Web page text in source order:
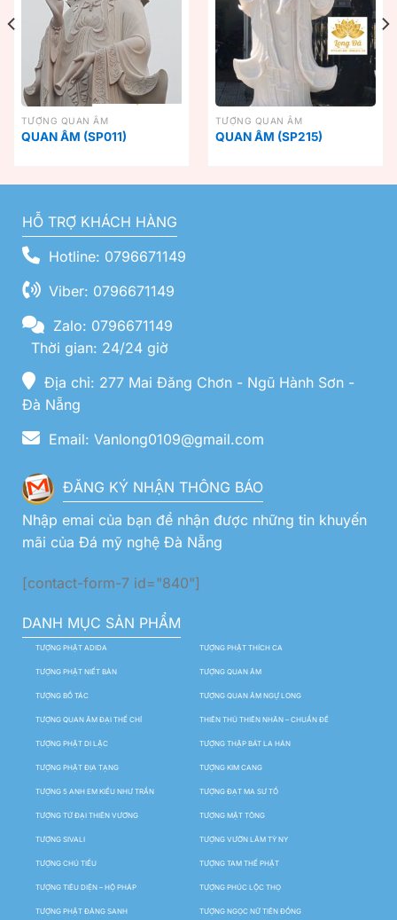
TƯỢNG QUAN ÂM
QUAN ÂM (SP011)
TƯỢNG QUAN ÂM
QUAN ÂM (SP215)
HỖ TRỢ KHÁCH HÀNG
Hotline: 0796671149
Viber: 0796671149
Zalo: 0796671149
Thời gian: 24/24 giờ
Địa chỉ: 277 Mai Đăng Chơn - Ngũ Hành Sơn -
Đà Nẵng
Email: Vanlong0109@gmail.com
ĐĂNG KÝ NHẬN THÔNG BÁO
Nhập emai của bạn để nhận được những tin khuyến
mãi của Đá mỹ nghệ Đà Nẵng
[contact-form-7 id="840"]
DANH MỤC SẢN PHẨM
TƯỢNG PHẬT ADIDA TƯỢNG PHẬT THÍCH CA
TƯỢNG PHẬT NIẾT BÀN TƯỢNG QUAN ÂM
TƯỢNG BỒ TÁC TƯỢNG QUAN ÂM NGỰ LONG
TƯỢNG QUAN ÂM ĐẠI THẾ CHÍ THIÊN THỦ THIÊN NHÃN – CHUẨN ĐỀ
TƯỢNG PHẬT DI LẶC TƯỢNG THẬP BÁT LA HÁN
TƯỢNG PHẬT ĐỊA TẠNG TƯỢNG KIM CANG
TƯỢNG 5 ANH EM KIỀU NHƯ TRẦN TƯỢNG ĐẠT MA SƯ TỔ
TƯỢNG TỨ ĐẠI THIÊN VƯƠNG TƯỢNG MẬT TÔNG
TƯỢNG SIVALI TƯỢNG VƯỜN LÂM TỲ NY
TƯỢNG CHÚ TIỂU TƯỢNG TAM THẾ PHẬT
TƯỢNG TIÊU DIỆN – HỘ PHÁP TƯỢNG PHÚC LỘC THỌ
TƯỢNG PHẬT ĐẢNG SANH TƯỢNG NGỌC NỮ TIÊN ĐỒNG